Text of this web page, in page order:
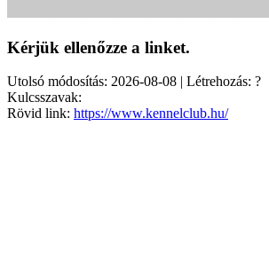
Kérjük ellenőzze a linket.
Utolsó módosítás: 2026-08-08 | Létrehozás: ?
Kulcsszavak:
Rövid link: https://www.kennelclub.hu/